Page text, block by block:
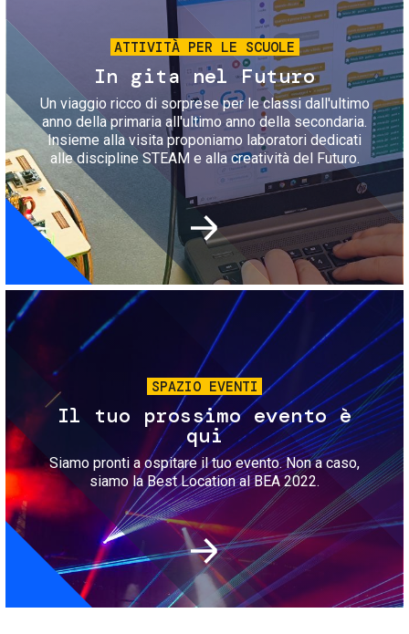
ATTIVITÀ PER LE SCUOLE
In gita nel Futuro
Un viaggio ricco di sorprese per le classi dall'ultimo
anno della primaria all'ultimo anno della secondaria.
Insieme alla visita proponiamo laboratori dedicati
alle discipline STEAM e alla creatività del Futuro.
Immagine
SPAZIO EVENTI
Il tuo prossimo evento è
qui
Siamo pronti a ospitare il tuo evento. Non a caso,
siamo la Best Location al BEA 2022.